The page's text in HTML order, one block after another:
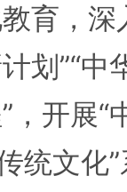
育，深
划”“中
，开展“
统文化